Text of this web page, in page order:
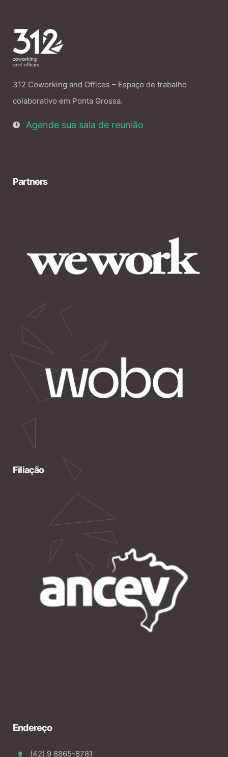
312 Coworking and Offices – Espaço de trabalho
colaborativo em Ponta Grossa.
Agende sua sala de reunião
Partners
Filiação
Endereço
(42) 9 8865-8781